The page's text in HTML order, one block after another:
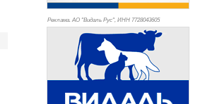
Реклама. АО "Видаль Рус", ИНН 7728043605